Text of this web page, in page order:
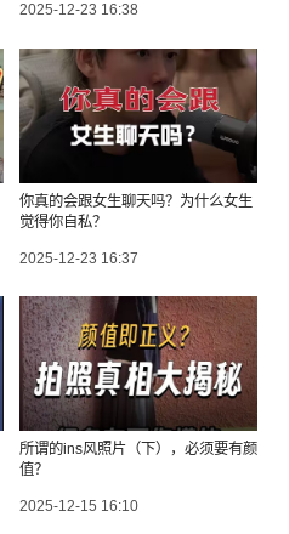
2025-12-23 16:38
你真的会跟女生聊天吗？为什么女生
觉得你自私？
2025-12-23 16:37
所谓的ins风照片（下），必须要有颜
值？
2025-12-15 16:10